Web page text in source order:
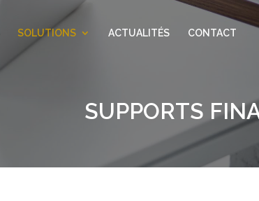
SOLUTIONS ACTUALITÉS CONTACT
SUPPORTS